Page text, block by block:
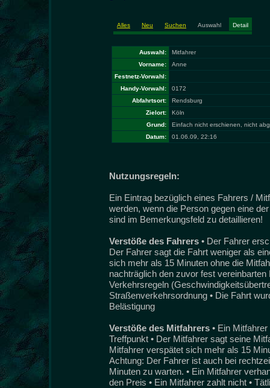
Alles Neu Suchen Auswahl Detail
Auswahl:
Mitfahrer
Vorname:
Anne
Festnetz-Vorwahl:
Handy-Vorwahl:
0172
Abfahrtsort:
Rendsburg
Zielort:
Köln
Grund:
Einfach nicht erschienen, nicht
Datum:
01.06.09, 22:16
Nutzungsregeln:
Ein Eintrag bezüglich eines Fahrers /
werden, wenn die Person gegen eine
sind im Bemerkungsfeld zu detaillieren!
Verstöße des Fahrers • Der Fahrer
Der Fahrer sagt die Fahrt weniger als
sich mehr als 15 Minuten ohne die
nachträglich den zuvor fest
Verkehrsregeln
Straßenverkehrsordnung • Die Fahrt
Belästigung
Verstöße des Mitfahrers • Ein
Treffpunkt • Der Mitfahrer sagt seine
Mitfahrer verspätet sich mehr als 15
Achtung: Der Fahrer ist auch bei
Minuten zu warten. • Ein Mitfahrer
den Preis • Ein Mitfahrer zahlt nicht •